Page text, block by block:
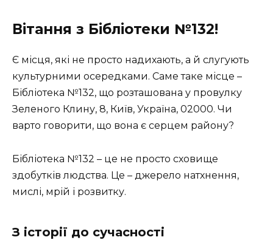
Вітання з Бібліотеки №132!
Є місця, які не просто надихають, а й слугують
культурними осередками. Саме таке місце –
Бібліотека №132, що розташована у провулку
Зеленого Клину, 8, Київ, Україна, 02000. Чи
варто говорити, що вона є серцем району?
Бібліотека №132 – це не просто сховище
здобутків людства. Це – джерело натхнення,
мислі, мрій і розвитку.
З історії до сучасності